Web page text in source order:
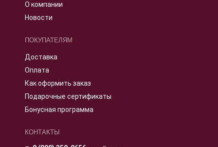
О компании
Новости
ПОКУПАТЕЛЯМ
Доставка
Оплата
Как оформить заказ
Подарочные сертификаты
Бонусная программа
КОНТАКТЫ